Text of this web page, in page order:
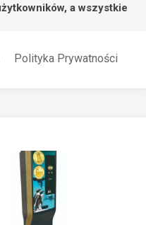
a wszystkie
Polityka Prywatności